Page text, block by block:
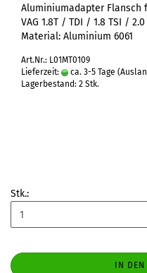
Aluminiumadapter Flansch
VAG 1.8T / TDI / 1.8 TSI / 2.0
Material: Aluminium 6061
Art.Nr.: L01MT0109
Lieferzeit:
ca. 3-5 Tage
Lagerbestand: 2 Stk.
Stk.:
IN